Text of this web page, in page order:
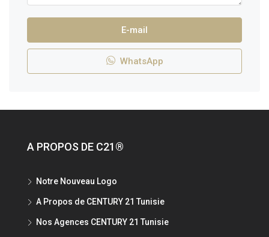
E-mail
WhatsApp
A PROPOS DE C21®
Notre Nouveau Logo
A Propos de CENTURY 21 Tunisie
Nos Agences CENTURY 21 Tunisie